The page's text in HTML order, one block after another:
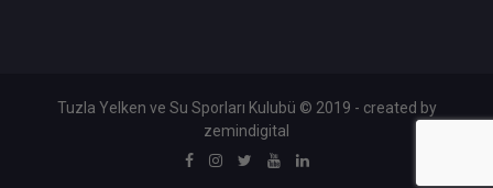
Tuzla Yelken ve Su Sporları Kulubü © 2019 - created by
zemindigital